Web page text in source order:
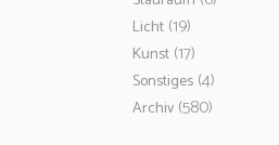
Licht (19)
Kunst (17)
Sonstiges (4)
Archiv (580)